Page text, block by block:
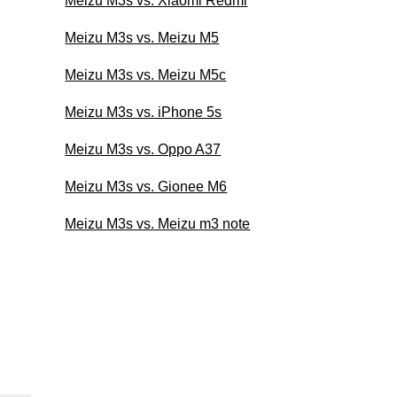
Meizu M3s vs. Meizu M5
Meizu M3s vs. Meizu M5c
Meizu M3s vs. iPhone 5s
Meizu M3s vs. Oppo A37
Meizu M3s vs. Gionee M6
Meizu M3s vs. Meizu m3 note